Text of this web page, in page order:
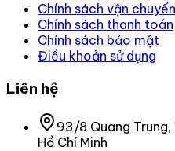
Chính sách vận chuyển
Chính sách thanh toán
Chính sách bảo mật
Điều khoản sử dụng
Liên hệ
93/8 Quang Trung,
Hồ Chí Minh